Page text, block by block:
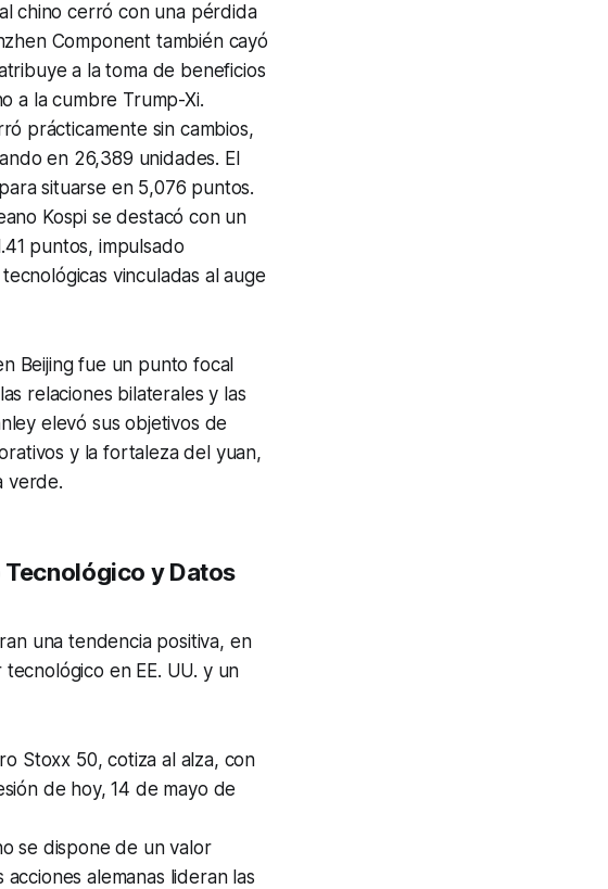
chino cerró con una pérdida
Component también cayó
a la toma de beneficios
a la cumbre Trump-Xi.
prácticamente sin cambios,
en 26,389 unidades. El
situarse en 5,076 puntos.
Kospi se destacó con un
puntos, impulsado
tecnológicas vinculadas al auge
Beijing fue un punto focal
relaciones bilaterales y las
elevó sus objetivos de
y la fortaleza del yuan,
verde.
Tecnológico y Datos
una tendencia positiva, en
en EE. UU. y un
Stoxx 50, cotiza al alza, con
de hoy, 14 de mayo de
se dispone de un valor
alemanas lideran las